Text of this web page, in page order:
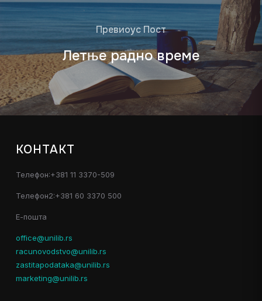
Превиоус Пост
Летње радно време
КОНТАКТ
Телефон:+381 11 3370-509
Телефон2:+381 60 3370 500
Е-пошта
office@unilib.rs
racunovodstvo@unilib.rs
zastitapodataka@unilib.rs
marketing@unilib.rs